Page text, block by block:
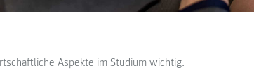
Aspekte im Studium wichtig.